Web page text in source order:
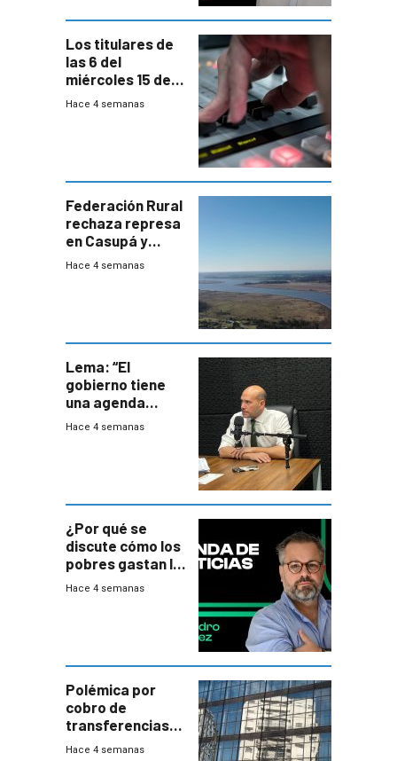
Los titulares de
las 6 del
miércoles 15 de
julio de 2026
Hace 4 semanas
Federación Rural
rechaza represa
en Casupá y
firma demanda
Hace 4 semanas
Lema: “El
gobierno tiene
una agenda
destructiva”
Hace 4 semanas
¿Por qué se
discute cómo los
pobres gastan la
plata?
Hace 4 semanas
Polémica por
cobro de
transferencias
del Mides en
Hace 4 semanas